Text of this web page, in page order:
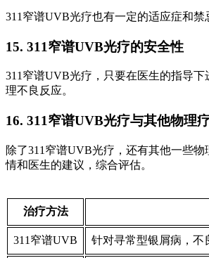
311窄谱UVB光疗也有一定的适应症和
15. 311窄谱UVB光疗的安全性
311窄谱UVB光疗，只要在医生的指导
理不良反应。
16. 311窄谱UVB光疗与其他物理
除了311窄谱UVB光疗，还有其他一些
情和医生的建议，综合评估。
治疗方法
311窄谱UVB 针对寻常型银屑病，不